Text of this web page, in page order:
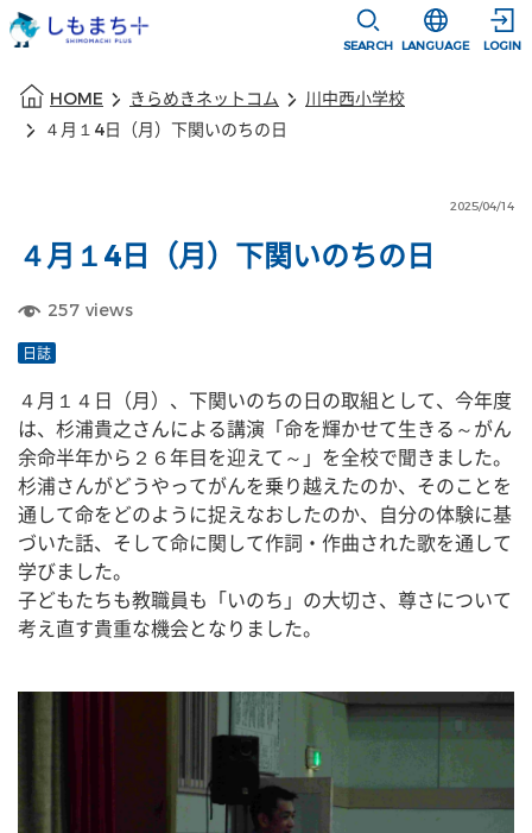
SEARCH
選択すると言
LANGUAGE LOGIN
HOME きらめきネットコム
川中西小学校
４月１4日（月）下関いのちの日
2025/04/14
４月１4日（月）下関いのちの日
257 views
日誌
４月１４日（月）、下関いのちの日の取組として、今年度
は、杉浦貴之さんによる講演「命を輝かせて生きる～がん
余命半年から２６年目を迎えて～」を全校で聞きました。
杉浦さんがどうやってがんを乗り越えたのか、そのことを
通して命をどのように捉えなおしたのか、自分の体験に基
づいた話、そして命に関して作詞・作曲された歌を通して
学びました。
子どもたちも教職員も「いのち」の大切さ、尊さについて
考え直す貴重な機会となりました。